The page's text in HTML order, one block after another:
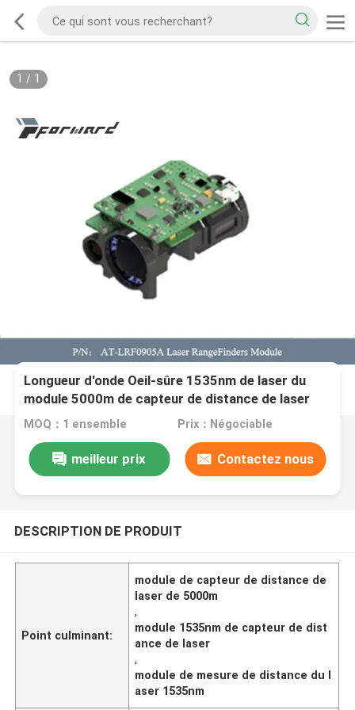
1 / 1
Longueur d'onde Oeil-sûre 1535nm de laser du
module 5000m de capteur de distance de laser
d'AT-LRF0905A
MOQ：1 ensemble Prix：Négociable
meilleur prix Contactez nous
DESCRIPTION DE PRODUIT
Point culminant:
module de capteur de distance de
laser de 5000m
,
module 1535nm de capteur de dist
ance de laser
,
module de mesure de distance du l
aser 1535nm